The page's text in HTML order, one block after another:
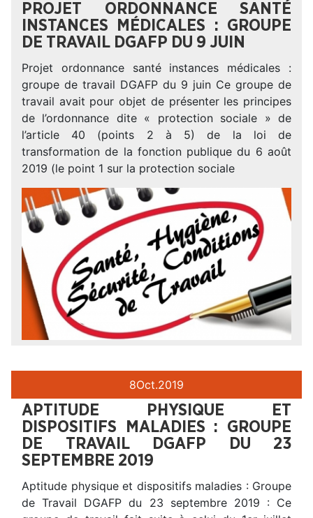
PROJET ORDONNANCE SANTÉ
INSTANCES MÉDICALES : GROUPE
DE TRAVAIL DGAFP DU 9 JUIN
Projet ordonnance santé instances médicales :
groupe de travail DGAFP du 9 juin Ce groupe de
travail avait pour objet de présenter les principes
de l’ordonnance dite « protection sociale » de
l’article 40 (points 2 à 5) de la loi de
transformation de la fonction publique du 6 août
2019 (le point 1 sur la protection sociale
8Oct.2019
APTITUDE PHYSIQUE ET
DISPOSITIFS MALADIES : GROUPE
DE TRAVAIL DGAFP DU 23
SEPTEMBRE 2019
Aptitude physique et dispositifs maladies : Groupe
de Travail DGAFP du 23 septembre 2019 : Ce